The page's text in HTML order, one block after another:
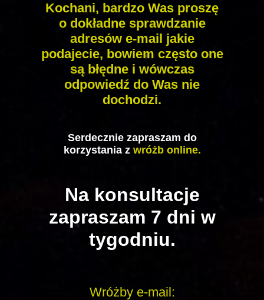
Kochani, bardzo Was proszę
o dokładne sprawdzanie
adresów e-mail jakie
podajecie, bowiem często one
są błędne i wówczas
odpowiedź do Was nie
dochodzi.
Serdecznie zapraszam do
korzystania z wróżb online.
Na konsultacje
zapraszam 7 dni w
tygodniu.
Wróżby e-mail: